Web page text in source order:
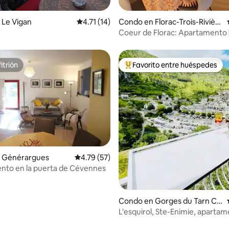
de 5, 32 reseñas
Vigan Calificación promedio: 4.71 de 5, 14 reseñas
4.71 (14)
Condo en Florac-Trois-Rivièr
es
Coeur de Florac: Apartamento
de 5, 15 reseñas
Calificación promedio: 4.79 de 5, 57 reseñas
4.79 (57)
en la puerta de Cévennes
Favorito entre huéspedes
Favorito entre huéspedes
Condo en Gorges du Tarn Ca
usses
L'esquirol, Ste-Enimie,